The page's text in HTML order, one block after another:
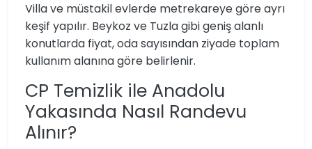
Villa ve müstakil evlerde metrekareye göre ayrı
keşif yapılır. Beykoz ve Tuzla gibi geniş alanlı
konutlarda fiyat, oda sayısından ziyade toplam
kullanım alanına göre belirlenir.
CP Temizlik ile Anadolu
Yakasında Nasıl Randevu
Alınır?